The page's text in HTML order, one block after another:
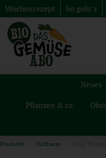
Wochenrezept So geht's
Neues
Pflanzen & co. Obst
Produkte Haltbares